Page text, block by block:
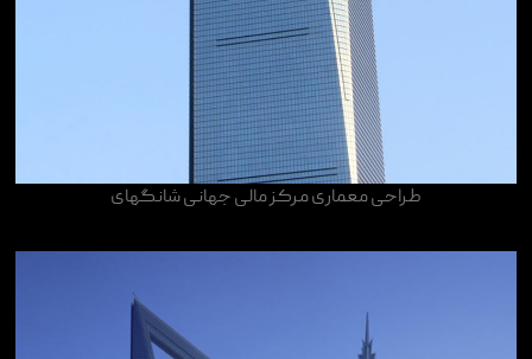
طراحی معماری مرکز مالی جهانی شانگهای